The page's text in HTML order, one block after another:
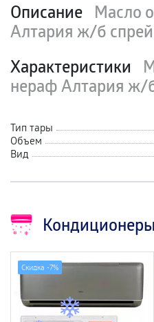
Описание Масло
Алтария ж/б
Характеристики
нераф Алтария ж/
Тип тары
Объем
Вид
Кондиционеры
Скидка -7%